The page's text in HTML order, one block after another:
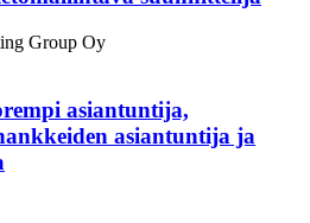
Group Oy
asiantuntija,
asiantuntija ja